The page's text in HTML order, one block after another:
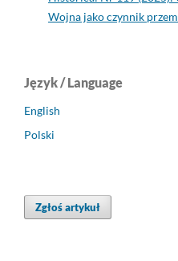
Wojna jako czynnik
Język / Language
English
Polski
Zgłoś artykuł